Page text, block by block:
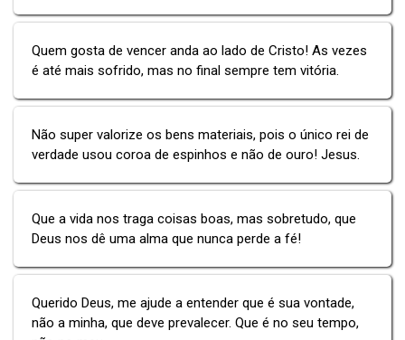
Quem gosta de vencer anda ao lado de Cristo! As vezes
é até mais sofrido, mas no final sempre tem vitória.
Não super valorize os bens materiais, pois o único rei de
verdade usou coroa de espinhos e não de ouro! Jesus.
Que a vida nos traga coisas boas, mas sobretudo, que
Deus nos dê uma alma que nunca perde a fé!
Querido Deus, me ajude a entender que é sua vontade,
não a minha, que deve prevalecer. Que é no seu tempo,